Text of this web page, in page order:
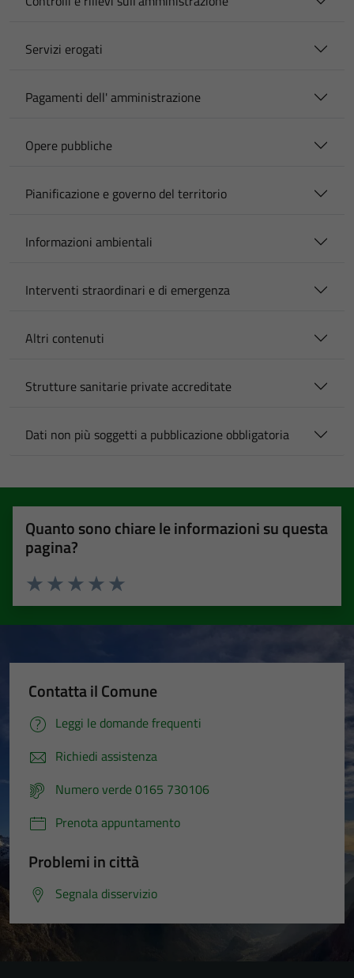
Servizi erogati
Pagamenti dell' amministrazione
Opere pubbliche
Pianificazione e governo del territorio
Informazioni ambientali
Interventi straordinari e di emergenza
Altri contenuti
Strutture sanitarie private accreditate
Dati non più soggetti a pubblicazione obbligatoria
Quanto sono chiare le informazioni su questa
pagina?
Valuta 5 stelle su 5
Valuta 4 stelle su 5
Valuta 3 stelle su 5
Valuta 2 stelle su 5
Valuta 1 stelle su 5
Contatta il Comune
Leggi le domande frequenti
Richiedi assistenza
Numero verde 0165 730106
Prenota appuntamento
Problemi in città
Segnala disservizio